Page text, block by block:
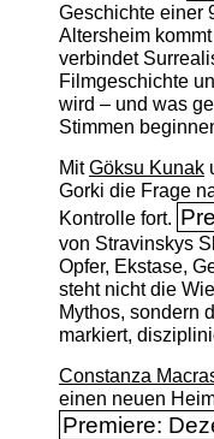
Geschichte einer
Altersheim
verbindet
Filmgeschichte
wird – und was
Stimmen
MitGöksu Kunak
Gorki die Frage
Kontrolle fort.
von Stravinskys
Opfer, Ekstase,
steht nicht die
Mythos, sondern
markiert,
Constanza
einen neuen
Premiere: